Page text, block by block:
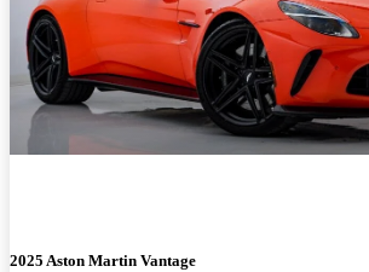
2025 Aston Martin Vantage